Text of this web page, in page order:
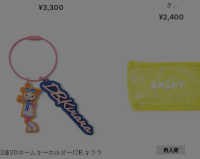
¥3,300
き...
¥2,400
2連3Dネームキーホルダー/DB.キララ 再入荷